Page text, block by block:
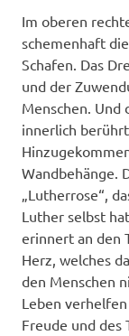
Im oberen
schemenhaft
Schafen. Das
und der
Menschen. Und
innerlich
Wandbehänge.
„Lutherrose“,
Luther selbst
erinnert an den
Herz, welches
den Menschen
Leben
Freude und des